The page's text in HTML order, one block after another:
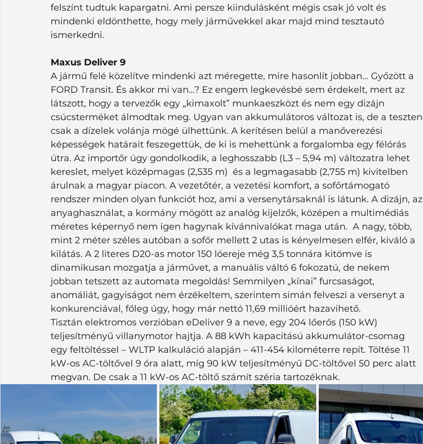
felszínt tudtuk kapargatni. Ami persze kiindulásként mégis csak jó volt és
mindenki eldönthette, hogy mely járművekkel akar majd mind tesztautó
ismerkedni.
Maxus Deliver 9
A jármű felé közelítve mindenki azt méregette, mire hasonlít jobban… Győzött a
FORD Transit. És akkor mi van…? Ez engem legkevésbé sem érdekelt, mert az
látszott, hogy a tervezők egy „kimaxolt” munkaeszközt és nem egy dizájn
csúcsterméket álmodtak meg. Ugyan van akkumulátoros változat is, de a teszten
csak a dízelek volánja mögé ülhettünk. A kerítésen belül a manőverezési
képességek határait feszegettük, de ki is mehettünk a forgalomba egy félórás
útra. Az importőr úgy gondolkodik, a leghosszabb (L3 – 5,94 m) változatra lehet
kereslet, melyet középmagas (2,535 m)  és a legmagasabb (2,755 m) kivitelben
árulnak a magyar piacon. A vezetőtér, a vezetési komfort, a sofőrtámogató
rendszer minden olyan funkciót hoz, ami a versenytársaknál is látunk. A dizájn, az
anyaghasználat, a kormány mögött az analóg kijelzők, középen a multimédiás
méretes képernyő nem igen hagynak kívánnivalókat maga után.  A nagy, több,
mint 2 méter széles autóban a sofőr mellett 2 utas is kényelmesen elfér, kiváló a
kilátás. A 2 literes D20-as motor 150 lóereje még 3,5 tonnára kitömve is
dinamikusan mozgatja a járművet, a manuális váltó 6 fokozatú, de nekem
jobban tetszett az automata megoldás! Semmilyen „kínai” furcsaságot,
anomáliát, gagyiságot nem érzékeltem, szerintem simán felveszi a versenyt a
konkurenciával, főleg úgy, hogy már nettó 11,69 millióért hazavihető.
Tisztán elektromos verzióban eDeliver 9 a neve, egy 204 lőerős (150 kW)
teljesítményű villanymotor hajtja. A 88 kWh kapacitású akkumulátor-csomag
egy feltöltéssel – WLTP kalkuláció alapján – 411-454 kilométerre repít. Töltése 11
kW-os AC-töltővel 9 óra alatt, míg 90 kW teljesítményű DC-töltővel 50 perc alatt
megvan. De csak a 11 kW-os AC-töltő számít széria tartozéknak.